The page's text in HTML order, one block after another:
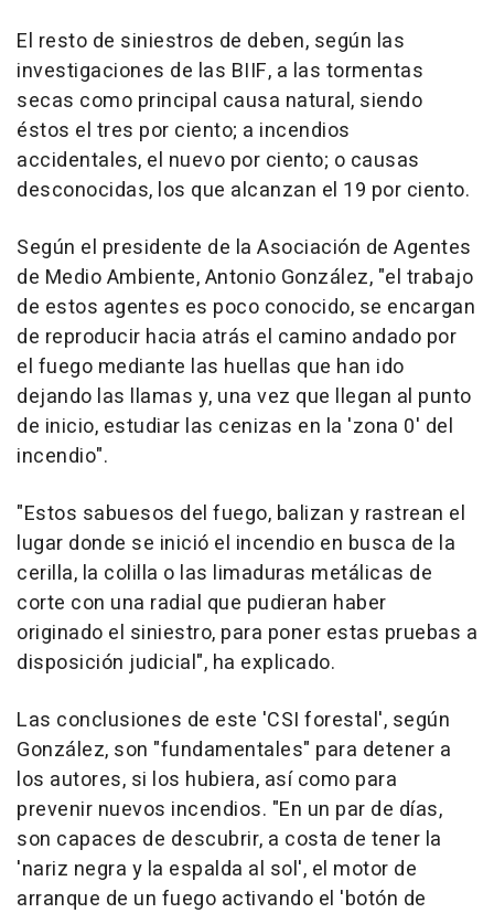
El resto de siniestros de deben, según las
investigaciones de las BIIF, a las tormentas
secas como principal causa natural, siendo
éstos el tres por ciento; a incendios
accidentales, el nuevo por ciento; o causas
desconocidas, los que alcanzan el 19 por ciento.
Según el presidente de la Asociación de Agentes
de Medio Ambiente, Antonio González, "el trabajo
de estos agentes es poco conocido, se encargan
de reproducir hacia atrás el camino andado por
el fuego mediante las huellas que han ido
dejando las llamas y, una vez que llegan al punto
de inicio, estudiar las cenizas en la 'zona 0' del
incendio".
"Estos sabuesos del fuego, balizan y rastrean el
lugar donde se inició el incendio en busca de la
cerilla, la colilla o las limaduras metálicas de
corte con una radial que pudieran haber
originado el siniestro, para poner estas pruebas a
disposición judicial", ha explicado.
Las conclusiones de este 'CSI forestal', según
González, son "fundamentales" para detener a
los autores, si los hubiera, así como para
prevenir nuevos incendios. "En un par de días,
son capaces de descubrir, a costa de tener la
'nariz negra y la espalda al sol', el motor de
arranque de un fuego activando el 'botón de